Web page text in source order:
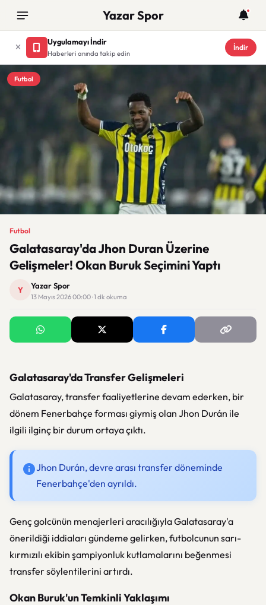
Yazar Spor
Uygulamayı İndir
Haberleri anında takip edin
İndir
Futbol
Futbol
Galatasaray'da Jhon Duran Üzerine
Gelişmeler! Okan Buruk Seçimini Yaptı
Y Yazar Spor
13 Mayıs 2026 00:00 · 1 dk okuma
Galatasaray'da Transfer Gelişmeleri
Galatasaray, transfer faaliyetlerine devam ederken, bir
dönem Fenerbahçe forması giymiş olan Jhon Durán ile
ilgili ilginç bir durum ortaya çıktı.
Jhon Durán, devre arası transfer döneminde
Fenerbahçe'den ayrıldı.
Genç golcünün menajerleri aracılığıyla Galatasaray'a
önerildiği iddiaları gündeme gelirken, futbolcunun sarı-
kırmızılı ekibin şampiyonluk kutlamalarını beğenmesi
transfer söylentilerini artırdı.
Okan Buruk'un Temkinli Yaklaşımı